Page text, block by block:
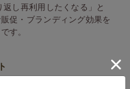
し再利用したくなる」と
促・ブランディング効果を
す。